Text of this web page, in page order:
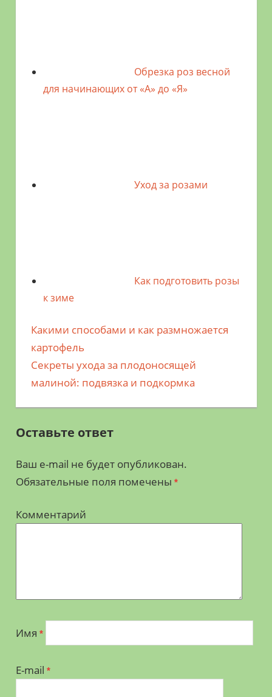
Обрезка роз весной
для начинающих от «А» до «Я»
Уход за розами
Как подготовить розы
к зиме
Навигация
по
записям
Предыдущая
запись;
Какими способами и как размножается
картофель
Следующая
запись:
Секреты ухода за плодоносящей
малиной: подвязка и подкормка
Оставьте ответ
Ваш e-mail не будет опубликован.
Обязательные поля помечены *
Комментарий
Имя *
E-mail *